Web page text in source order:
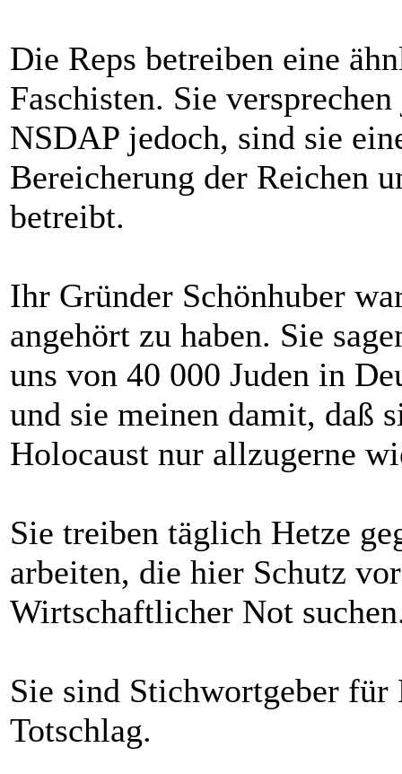
Die Reps betreiben eine
Faschisten. Sie
NSDAP jedoch, sind sie
Bereicherung der Reichen
betreibt.
Ihr Gründer Schönhuber
angehört zu haben. Sie
uns von 40 000 Juden in
und sie meinen damit, daß
Holocaust nur allzugerne
Sie treiben täglich Hetze
arbeiten, die hier Schutz
Wirtschaftlicher Not
Sie sind Stichwortgeber
Totschlag.